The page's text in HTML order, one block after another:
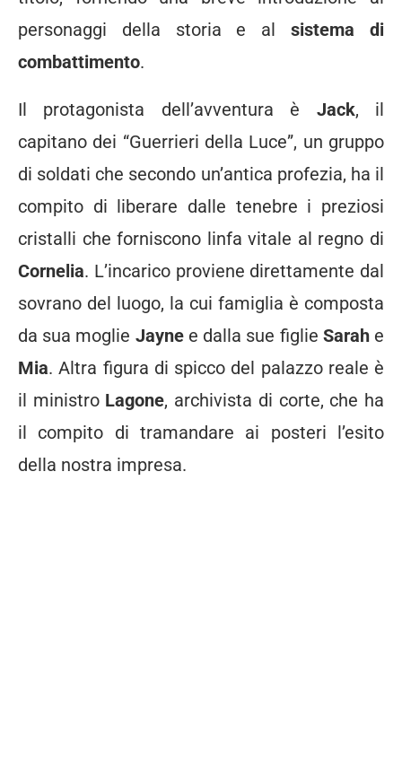
personaggi della storia e alsistema di
combattimento.
Il protagonista dell’avventura è Jack, il
capitano dei “Guerrieri della Luce”, un gruppo
di soldati che secondo un’antica profezia, ha il
compito di liberare dalle tenebre i preziosi
cristalli che forniscono linfa vitale al regno di
Cornelia. L’incarico proviene direttamente dal
sovrano del luogo, la cui famiglia è composta
da sua moglie Jaynee dalla sue figlie Sarahe
Mia. Altra figura di spicco del palazzo reale è
il ministro Lagone, archivista di corte, che ha
il compito di tramandare ai posteri l’esito
della nostra impresa.